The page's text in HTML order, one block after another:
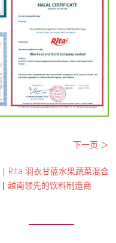
下一页 ＞
| Rita 羽衣甘蓝水果蔬菜混合
| 越南领先的饮料制造商